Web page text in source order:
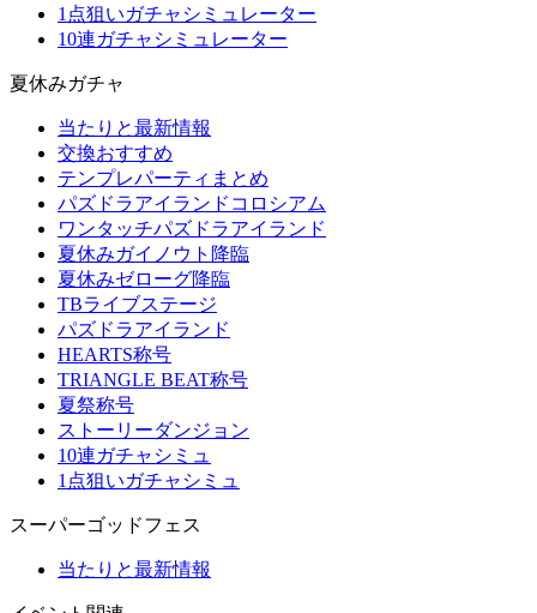
1点狙いガチャシミュレーター
10連ガチャシミュレーター
夏休みガチャ
当たりと最新情報
交換おすすめ
テンプレパーティまとめ
パズドラアイランドコロシアム
ワンタッチパズドラアイランド
夏休みガイノウト降臨
夏休みゼローグ降臨
TBライブステージ
パズドラアイランド
HEARTS称号
TRIANGLE BEAT称号
夏祭称号
ストーリーダンジョン
10連ガチャシミュ
1点狙いガチャシミュ
スーパーゴッドフェス
当たりと最新情報